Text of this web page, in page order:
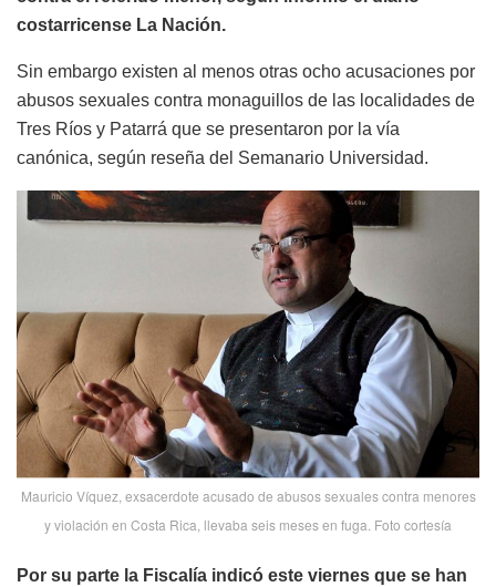
costarricense La Nación.
Sin embargo existen al menos otras ocho acusaciones por
abusos sexuales contra monaguillos de las localidades de
Tres Ríos y Patarrá que se presentaron por la vía
canónica, según reseña del Semanario Universidad.
Mauricio Víquez, exsacerdote acusado de abusos sexuales contra menores
y violación en Costa Rica, llevaba seis meses en fuga. Foto cortesía
Por su parte la Fiscalía indicó este viernes que se han